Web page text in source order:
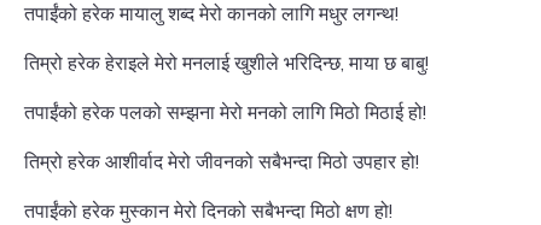
तपाईंको हरेक मायालु शब्द मेरो कानको लागि मधुर लगन्थ!
तिम्रो हरेक हेराइले मेरो मनलाई खुशीले भरिदिन्छ, माया छ बाबु!
तपाईंको हरेक पलको सम्झना मेरो मनको लागि मिठो मिठाई हो!
तिम्रो हरेक आशीर्वाद मेरो जीवनको सबैभन्दा मिठो उपहार हो!
तपाईंको हरेक मुस्कान मेरो दिनको सबैभन्दा मिठो क्षण हो!